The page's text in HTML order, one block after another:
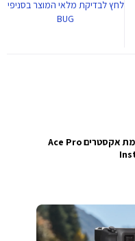
לחץלבדיקת מלאי המוצר בסניפי
BUG
מדפסת כיס לפיתוח מיידי למצלמת אקסטרים Ace Pro